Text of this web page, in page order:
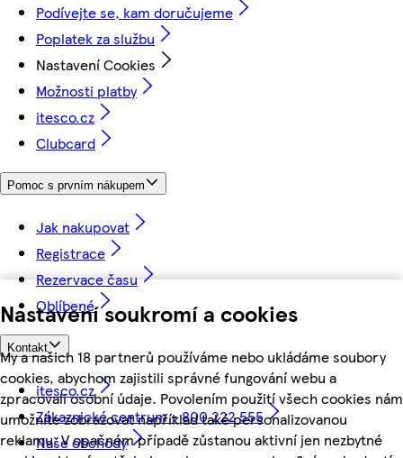
Nastavení soukromí a cookies
My a našich 18 partnerů používáme nebo ukládáme soubory
cookies, abychom zajistili správné fungování webu a
zpracovali osobní údaje. Povolením použití všech cookies nám
umožníte zobrazovat například také personalizovanou
reklamu. V opačném případě zůstanou aktivní jen nezbytné
Podívejte se, kam doručujeme
Poplatek za službu
Nastavení Cookies
Možnosti platby
itesco.cz
Clubcard
Pomoc s prvním nákupem
Jak nakupovat
Registrace
Rezervace času
Oblíbené
Kontakt
itesco.cz
Zákaznické centrum - 800 222 555
Naše obchody